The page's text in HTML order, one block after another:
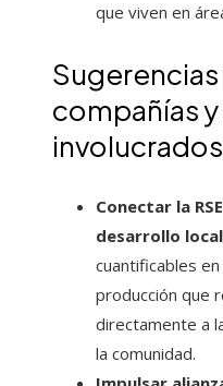
que viven en
Sugerencias
compañías
involucrados
Conectar la
desarrollo
cuantificables
producción que
directamente a
la comunidad.